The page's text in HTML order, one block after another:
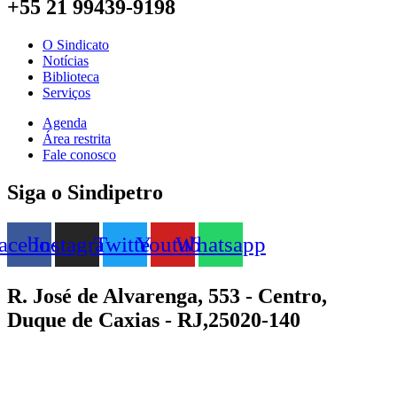
+55 21 99439-9198
O Sindicato
Notícias
Biblioteca
Serviços
Agenda
Área restrita
Fale conosco
Siga o Sindipetro
InstagramTwitterYoutubeWhatsapp
R. José de Alvarenga, 553 - Centro,
Duque de Caxias - RJ,25020-140